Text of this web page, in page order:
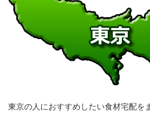
東京の人におすすめしたい食材宅配を